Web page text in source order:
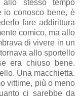
allo stesso tempo
io conosco bene, è
fare addirittura
comico, ma allo
di vivere in un
allo sportello
era chiuso bene.
Una macchietta.
vittime, più o meno
ci sarebbe da